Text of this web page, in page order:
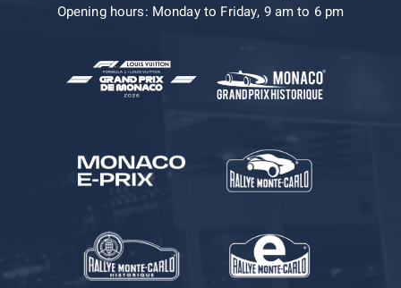
Opening hours: Monday to Friday, 9 am to 6 pm